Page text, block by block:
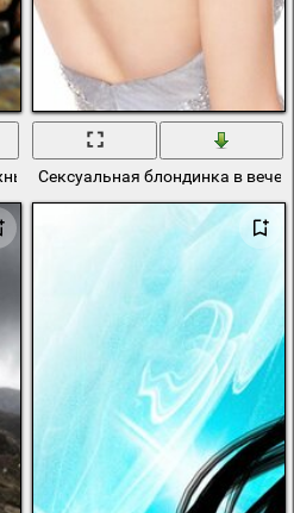
сырых камней
Сексуальная блондинка в